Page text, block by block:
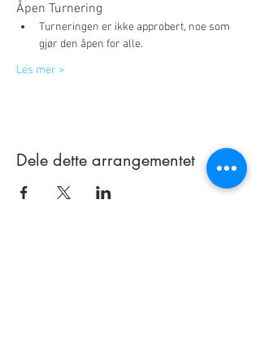
Åpen Turnering
Turneringen er ikke approbert, noe som
gjør den åpen for alle.
Les mer >
Dele dette arrangementet